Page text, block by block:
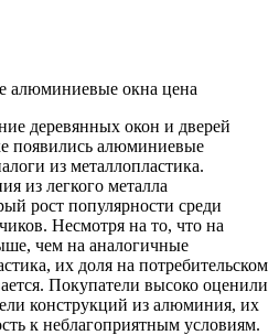
деревянных окон и дверей
появились алюминиевые
из металлопластика.
из легкого металла
рост популярности среди
Несмотря на то, что на
чем на аналогичные
их доля на потребительском
Покупатели высоко оценили
конструкций из алюминия, их
к неблагоприятным условиям.